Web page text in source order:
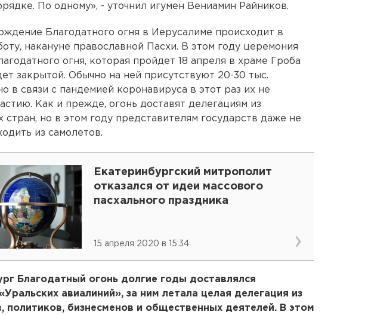
По одному», - уточнил игумен Вениамин Райников.
Благодатного огня в Иерусалиме происходит в
накануне православной Пасхи. В этом году церемония
огня, которая пройдет 18 апреля в храме Гроба
закрытой. Обычно на ней присутствуют 20-30 тыс.
в связи с пандемией коронавируса в этот раз их не
Как и прежде, огонь доставят делегациям из
стран, но в этом году представителям государств даже не
из самолетов.
Екатеринбургский митрополит
отказался от идеи массового
пасхального праздника
15 апреля 2020 в 15:34
Благодатный огонь долгие годы доставлялся
авиалиний», за ним летала целая делегация из
политиков, бизнесменов и общественных деятелей. В этом